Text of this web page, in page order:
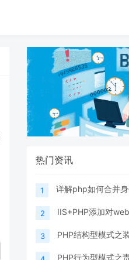
热门资讯
1 详解php如何合并
2 IIS+PHP添加对
3 PHP结构型模式之
PHP行为型模式之